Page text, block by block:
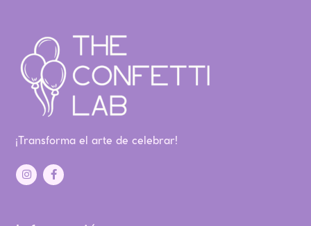
¡Transforma el arte de celebrar!